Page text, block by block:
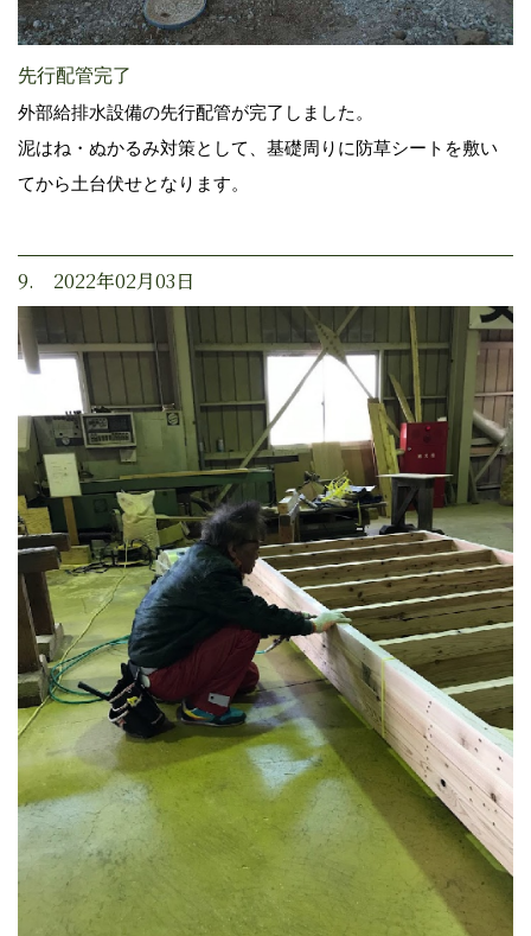
先行配管完了
外部給排水設備の先行配管が完了しました。
泥はね・ぬかるみ対策として、基礎周りに防草シートを敷い
てから土台伏せとなります。
9. 2022年02月03日